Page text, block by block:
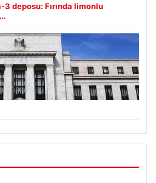
deposu: Fırında limonlu